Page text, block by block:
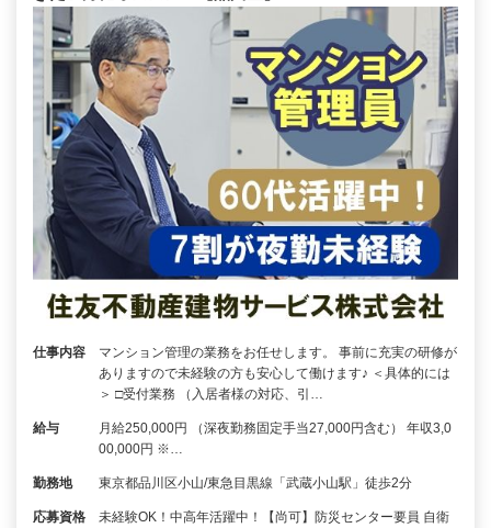
仕事内容
マンション管理の業務をお任せします。 事前に充実の研修が
ありますので未経験の方も安心して働けます♪ ＜具体的には
＞ □受付業務 （入居者様の対応、引…
給与
月給250,000円 （深夜勤務固定手当27,000円含む） 年収3,0
00,000円 ※…
勤務地 東京都品川区小山/東急目黒線「武蔵小山駅」徒歩2分
応募資格
未経験OK！中高年活躍中！【尚可】防災センター要員 自衛